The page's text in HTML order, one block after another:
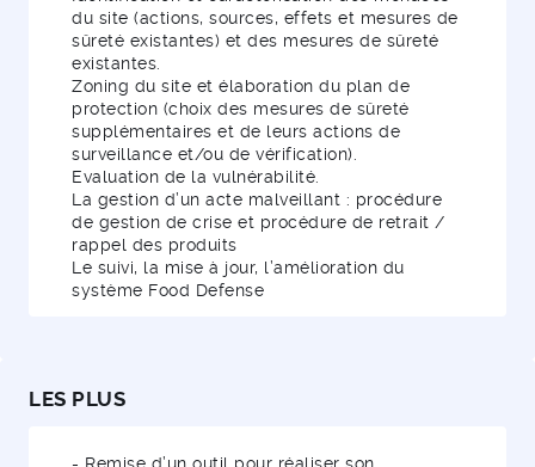
du site (actions, sources, effets et mesures de
sûreté existantes) et des mesures de sûreté
existantes.
Zoning du site et élaboration du plan de
protection (choix des mesures de sûreté
supplémentaires et de leurs actions de
surveillance et/ou de vérification).
Evaluation de la vulnérabilité.
La gestion d’un acte malveillant : procédure
de gestion de crise et procédure de retrait /
rappel des produits
Le suivi, la mise à jour, l’amélioration du
système Food Defense
LES PLUS